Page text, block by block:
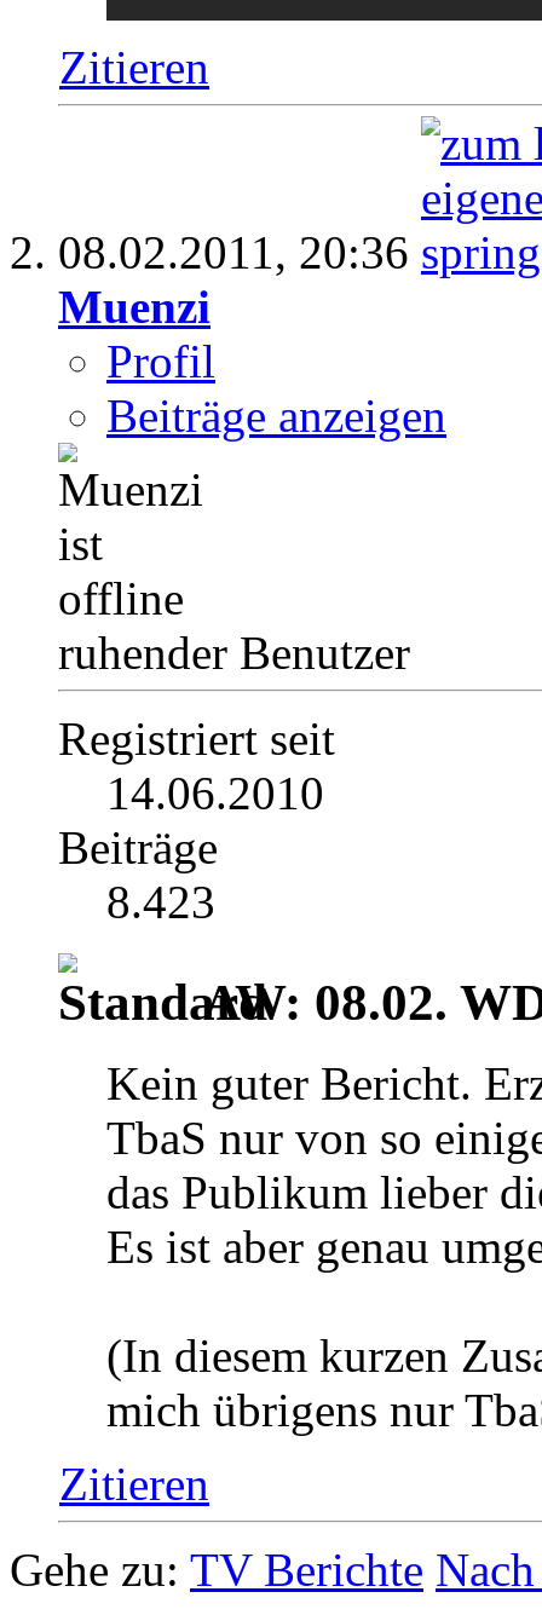
Zitieren
08.02.2011, 20:36
Muenzi
Profil
Beiträge anzeigen
ruhender Benutzer
Registriert seit
14.06.2010
Beiträge
8.423
AW: 08.02.
Kein guter Bericht.
TbaS nur von so
das Publikum lieber
Es ist aber genau
(In diesem kurzen
mich übrigens nur
Zitieren
Gehe zu: TV Berichte